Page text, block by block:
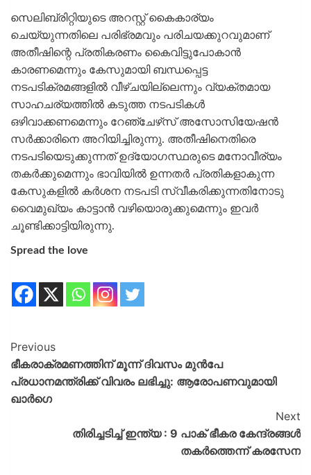
സെലിബ്രിറ്റിയുടെ അറസ്റ്റ് കൈകാര്യം
ചെയ്യുന്നതിലെ പരിഭ്രമവും പരിചയക്കുറവുമാണ്
അതീഷിന്റെ പ്രതികരണം കൈവിട്ടുപോകാന്‍
കാരണമെന്നും കേസുമായി ബന്ധപ്പെട്ട
നടപടിക്രമങ്ങളില്‍ വീഴ്ചയില്ലെന്നും വ്യക്തമായ
സാഹചര്യത്തില്‍ കടുത്ത നടപടികള്‍
ഒഴിവാക്കണമെന്നും റേഞ്ചേഴ്‌സ് അസോസിയേഷന്‍
സര്‍ക്കാരിനെ അറിയിച്ചിരുന്നു. അതീഷിനെതിരെ
നടപടിയെടുക്കുന്നത് ഉദ്യോഗസ്ഥരുടെ മനോവീര്യം
തകര്‍ക്കുമെന്നും ഭാവിയില്‍ ഉന്നതര്‍ പ്രതികളാകുന്ന
കേസുകളില്‍ കര്‍ശന നടപടി സ്വീകരിക്കുന്നതിനോടു
വൈമുഖ്യം കാട്ടാന്‍ വഴിയൊരുക്കുമെന്നും ഇവര്‍
ചൂണ്ടിക്കാട്ടിയിരുന്നു.
Spread the love
Previous
ഭീകരാക്രമണത്തിന് മൂന്ന് ദിവസം മുന്‍പേ
പ്രധാനമന്ത്രിക്ക് വിവരം ലഭിച്ചു: ആരോപണവുമായി
ഖാര്‍ഗെ
Next
തിരിച്ചടിച്ച് ഇന്ത്യ : 9 പാക് ഭീകര കേന്ദ്രങ്ങൾ
തകർത്തെന്ന് കരസേന